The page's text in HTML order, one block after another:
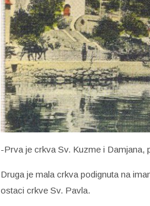
-Prva je crkva Sv. Kuzme i Damjana,
Druga je mala crkva podignuta na
ostaci crkve Sv. Pavla.